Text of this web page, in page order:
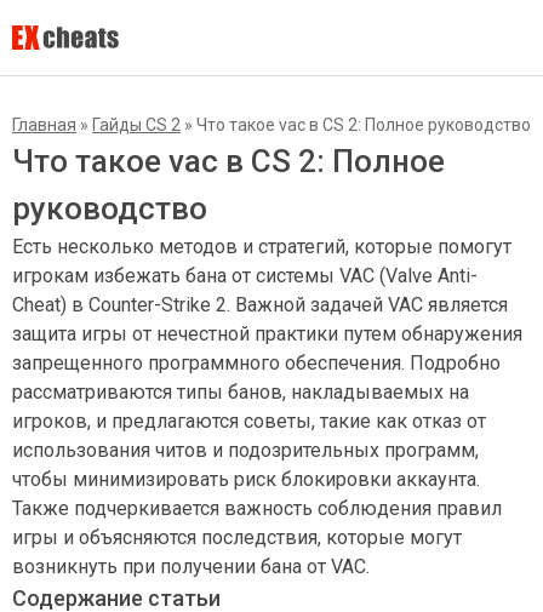
Главная » Гайды CS 2 » Что такое vac в CS 2: Полное руководство
Что такое vac в CS 2: Полное
руководство
Есть несколько методов и стратегий, которые помогут
игрокам избежать бана от системы VAC (Valve Anti-
Cheat) в Counter-Strike 2. Важной задачей VAC является
защита игры от нечестной практики путем обнаружения
запрещенного программного обеспечения. Подробно
рассматриваются типы банов, накладываемых на
игроков, и предлагаются советы, такие как отказ от
использования читов и подозрительных программ,
чтобы минимизировать риск блокировки аккаунта.
Также подчеркивается важность соблюдения правил
игры и объясняются последствия, которые могут
возникнуть при получении бана от VAC.
Содержание статьи